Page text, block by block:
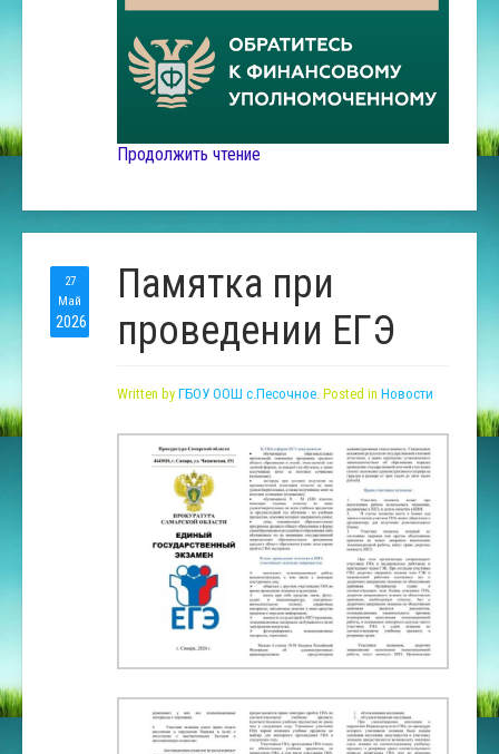
Продолжить чтение
27
Май
2026
Памятка при
проведении ЕГЭ
Written by ГБОУ ООШ с.Песочное. Posted in Новости